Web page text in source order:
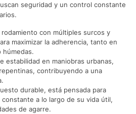
seguridad y un control constante
con múltiples surcos y
maximizar la adherencia, tanto en
húmedas.
estabilidad en maniobras urbanas,
contribuyendo a una
durable, está pensada para
a lo largo de su vida útil,
de agarre.